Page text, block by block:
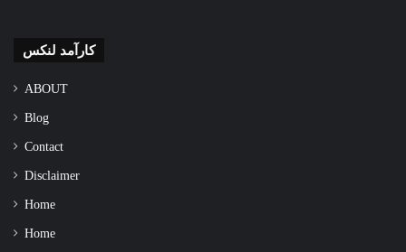
کارآمد لنکس
ABOUT
Blog
Contact
Disclaimer
Home
Home